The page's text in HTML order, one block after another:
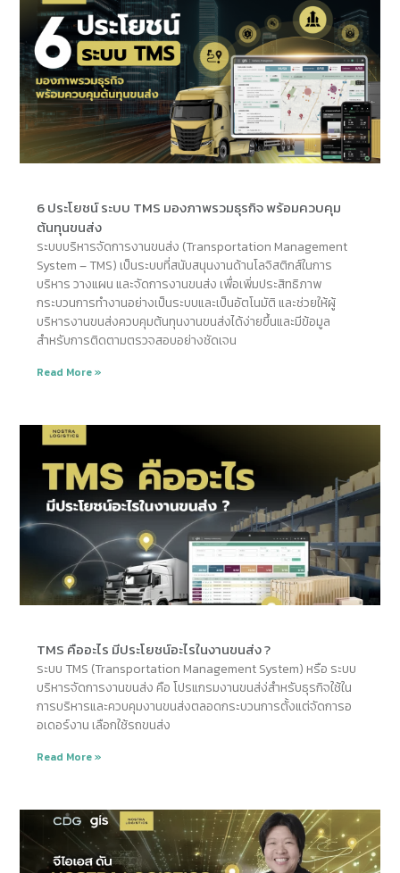
6 ประโยชน์ ระบบ TMS มองภาพรวมธุรกิจ พร้อมควบคุม
ต้นทุนขนส่ง
ระบบบริหารจัดการงานขนส่ง (Transportation Management
System – TMS) เป็นระบบที่สนับสนุนงานด้านโลจิสติกส์ในการ
บริหาร วางแผน และจัดการงานขนส่ง เพื่อเพิ่มประสิทธิภาพ
กระบวนการทำงานอย่างเป็นระบบและเป็นอัตโนมัติ และช่วยให้ผู้
บริหารงานขนส่งควบคุมต้นทุนงานขนส่งได้ง่ายขึ้นและมีข้อมูล
สำหรับการติดตามตรวจสอบอย่างชัดเจน
Read More »
TMS คืออะไร มีประโยชน์อะไรในงานขนส่ง ?
ระบบ TMS (Transportation Management System) หรือ ระบบ
บริหารจัดการงานขนส่ง คือ โปรแกรมงานขนส่ง่สำหรับธุรกิจใช้ใน
การบริหารและควบคุมงานขนส่งตลอดกระบวนการตั้งแต่จัดการอ
อเดอร์งาน เลือกใช้รถขนส่ง
Read More »